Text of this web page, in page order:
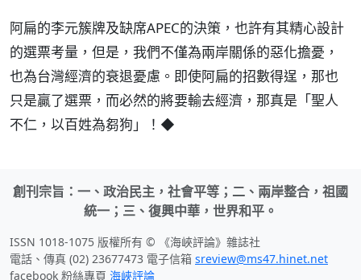
阿扁的李元簇牌及缺席APEC的決策，也許有其精心設計
的選票考量，但是，我們不僅為兩岸關係的惡化擔憂，
也為台灣經濟的衰退憂慮。即使阿扁的招數得逞，那也
只是贏了選票，而必然的將要輸去經濟，那真是「聖人
不仁，以百姓為芻狗」！◆
創刊宗旨：一、政治民主，社會平等；二、兩岸整合，祖國
統一；三、復興中華，世界和平。
ISSN 1018-1075 版權所有 © 《海峽評論》雜誌社
電話、傳真 (02) 23677473 電子信箱 sreview@ms47.hinet.net
facebook 粉絲專頁 海峽評論